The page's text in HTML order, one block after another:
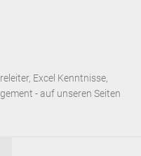
Excel Kenntnisse,
- auf unseren Seiten